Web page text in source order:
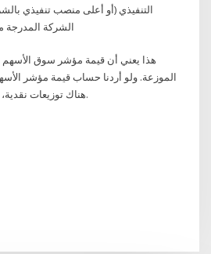
التنفيذي (أو أعلى منصب تنفيذي
الشركة
هذا يعني أن قيمة مؤشر سوق الأسهم
الموزعة. ولو أردنا حساب قيمة مؤشر
هناك توزيعات نقدية، سنجد أنها نحو 22,900 نقطة.